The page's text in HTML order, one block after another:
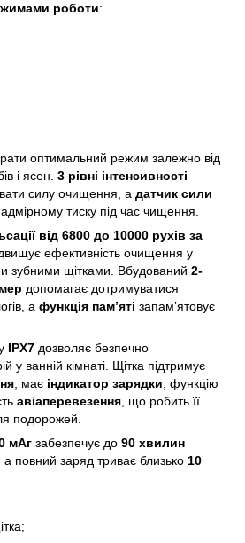
роботи:
оптимальний режим залежно від
і ясен. 3 рівні інтенсивності
силу очищення, а датчик сили
тиску під час чищення.
від 6800 до 10000 рухів за
ефективність очищення у
зубними щітками. Вбудований 2-
допомагає дотримуватися
а функція пам’яті запам’ятовує
IPX7 дозволяє безпечно
у ванній кімнаті. Щітка підтримує
, має індикатор зарядки , функцію
авіаперевезення , що робить її
подорожей.
мАг забезпечує до 90 хвилин
, а повний заряд триває близько 10